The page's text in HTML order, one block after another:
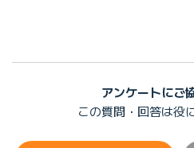
アンケートにご
この質問・回答は役